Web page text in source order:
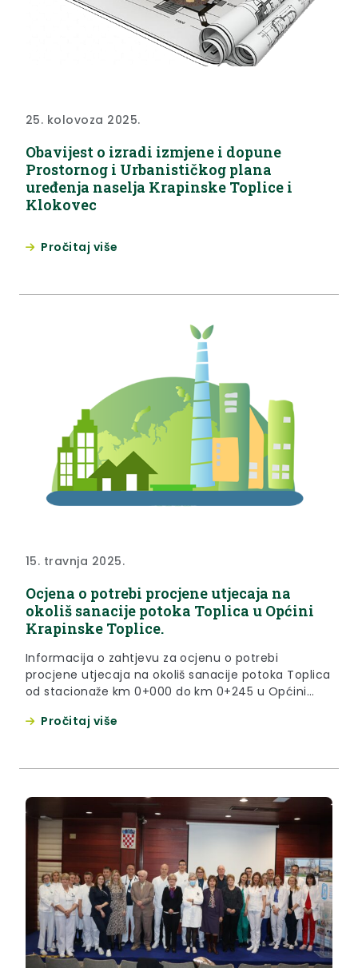
25. kolovoza 2025.
Obavijest o izradi izmjene i dopune
Prostornog i Urbanističkog plana
uređenja naselja Krapinske Toplice i
Klokovec
Pročitaj više
15. travnja 2025.
Ocjena o potrebi procjene utjecaja na
okoliš sanacije potoka Toplica u Općini
Krapinske Toplice.
Informacija o zahtjevu za ocjenu o potrebi
procjene utjecaja na okoliš sanacije potoka Toplica
od stacionaže km 0+000 do km 0+245 u Općini
stabilizaciju korita potoka Toplica uređenjem na
Pročitaj više